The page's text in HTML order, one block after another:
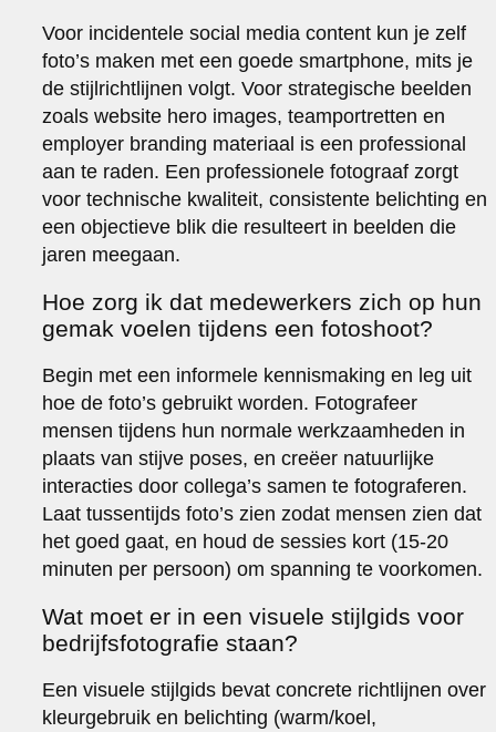
Voor incidentele social media content kun je zelf
foto’s maken met een goede smartphone, mits je
de stijlrichtlijnen volgt. Voor strategische beelden
zoals website hero images, teamportretten en
employer branding materiaal is een professional
aan te raden. Een professionele fotograaf zorgt
voor technische kwaliteit, consistente belichting en
een objectieve blik die resulteert in beelden die
jaren meegaan.
Hoe zorg ik dat medewerkers zich op hun
gemak voelen tijdens een fotoshoot?
Begin met een informele kennismaking en leg uit
hoe de foto’s gebruikt worden. Fotografeer
mensen tijdens hun normale werkzaamheden in
plaats van stijve poses, en creëer natuurlijke
interacties door collega’s samen te fotograferen.
Laat tussentijds foto’s zien zodat mensen zien dat
het goed gaat, en houd de sessies kort (15-20
minuten per persoon) om spanning te voorkomen.
Wat moet er in een visuele stijlgids voor
bedrijfsfotografie staan?
Een visuele stijlgids bevat concrete richtlijnen over
kleurgebruik en belichting (warm/koel,